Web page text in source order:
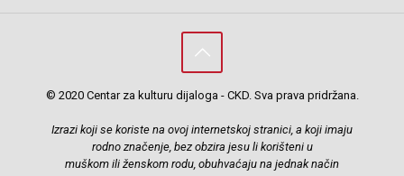
© 2020 Centar za kulturu dijaloga - CKD. Sva prava pridržana.
Izrazi koji se koriste na ovoj internetskoj stranici, a koji imaju
rodno značenje, bez obzira jesu li korišteni u
muškom ili ženskom rodu, obuhvaćaju na jednak način